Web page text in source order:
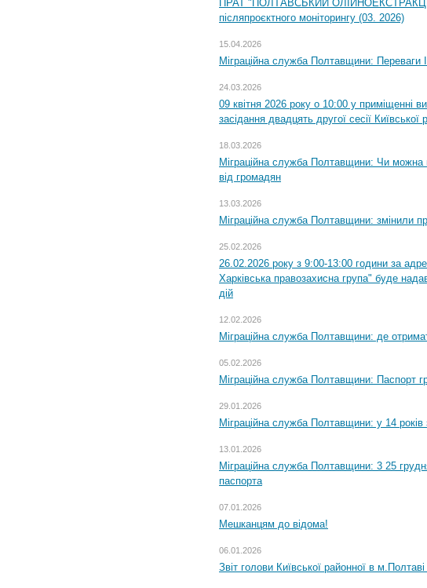
ПРАТ "ПОЛТАВСЬКИЙ
післяпроєктного моніторингу (03. 2026)
15.04.2026
Міграційна служба Полтавщини: Переваги
24.03.2026
09 квітня 2026 року о 10:00 у приміщенні
засідання двадцять другої сесії
18.03.2026
Міграційна служба Полтавщини: Чи можна
від громадян
13.03.2026
Міграційна служба Полтавщини: змінили
25.02.2026
26.02.2026 року з 9:00-13:00 години за
Харківська правозахисна група" буде
дій
12.02.2026
Міграційна служба Полтавщини: де
05.02.2026
Міграційна служба Полтавщини: Паспорт
29.01.2026
Міграційна служба Полтавщини: у 14
13.01.2026
Міграційна служба Полтавщини: 3 25
паспорта
07.01.2026
Мешканцям до відома!
06.01.2026
Звіт голови Київської районної в